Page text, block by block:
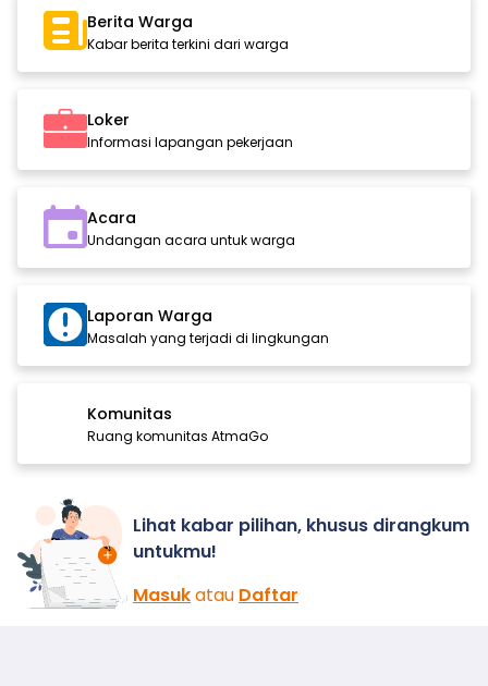
Berita Warga
Kabar berita terkini dari warga
Loker
Informasi lapangan pekerjaan
Acara
Undangan acara untuk warga
Laporan Warga
Masalah yang terjadi di lingkungan
Komunitas
Ruang komunitas AtmaGo
Lihat kabar pilihan, khusus dirangkum
untukmu!
Masukatau Daftar